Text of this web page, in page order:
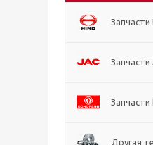
Запчасти
Запчасти
Запчасти
Другая